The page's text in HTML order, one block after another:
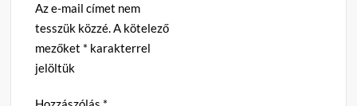
Az e-mail címet nem
tesszük közzé.A kötelező
mezőket * karakterrel
jelöltük